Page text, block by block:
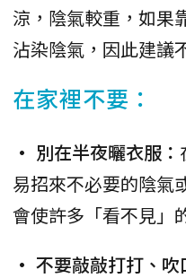
涼，陰氣較重，如果
沾染陰氣，因此建議
在家裡不要：
• 別在半夜曬衣服：
易招來不必要的陰氣
會使許多「看不見」
• 不要敲敲打打、吹